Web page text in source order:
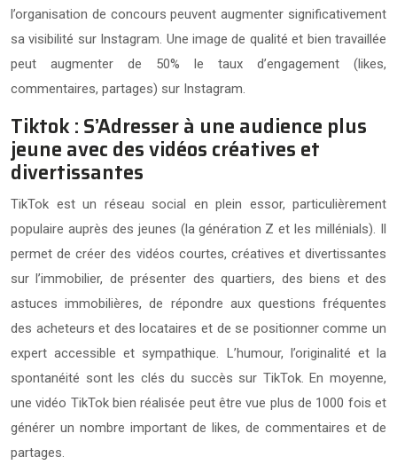
l’organisation de concours peuvent augmenter significativement
sa visibilité sur Instagram. Une image de qualité et bien travaillée
peut augmenter de 50% le taux d’engagement (likes,
commentaires, partages) sur Instagram.
Tiktok : S’Adresser à une audience plus
jeune avec des vidéos créatives et
divertissantes
TikTok est un réseau social en plein essor, particulièrement
populaire auprès des jeunes (la génération Z et les millénials). Il
permet de créer des vidéos courtes, créatives et divertissantes
sur l’immobilier, de présenter des quartiers, des biens et des
astuces immobilières, de répondre aux questions fréquentes
des acheteurs et des locataires et de se positionner comme un
expert accessible et sympathique. L’humour, l’originalité et la
spontanéité sont les clés du succès sur TikTok. En moyenne,
une vidéo TikTok bien réalisée peut être vue plus de 1000 fois et
générer un nombre important de likes, de commentaires et de
partages.